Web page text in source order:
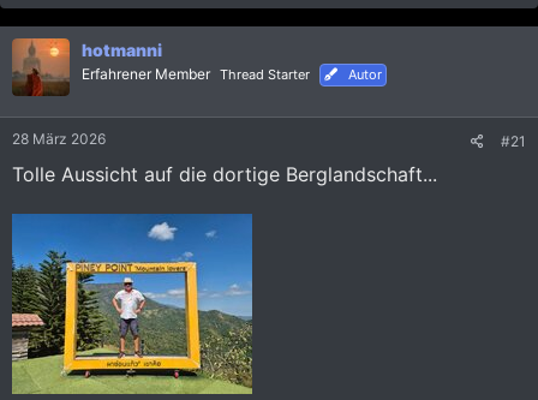
a
k
t
i
o
n
:
hotmanni
Erfahrener Member Thread Starter Autor
28 März 2026 #21
Tolle Aussicht auf die dortige Berglandschaft...